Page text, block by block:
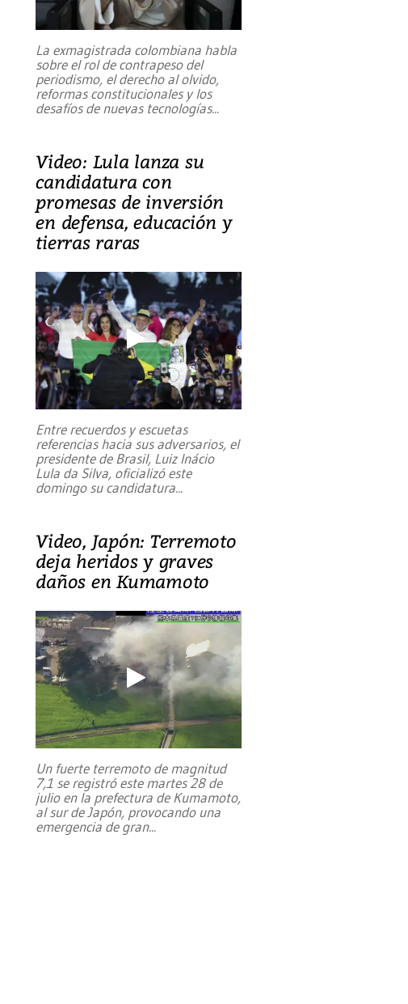
La exmagistrada colombiana habla
sobre el rol de contrapeso del
periodismo, el derecho al olvido,
reformas constitucionales y los
desafíos de nuevas tecnologías...
Video: Lula lanza su
candidatura con
promesas de inversión
en defensa, educación y
tierras raras
Entre recuerdos y escuetas
referencias hacia sus adversarios, el
presidente de Brasil, Luiz Inácio
Lula da Silva, oficializó este
domingo su candidatura...
Video, Japón: Terremoto
deja heridos y graves
daños en Kumamoto
Un fuerte terremoto de magnitud
7,1 se registró este martes 28 de
julio en la prefectura de Kumamoto,
al sur de Japón, provocando una
emergencia de gran...